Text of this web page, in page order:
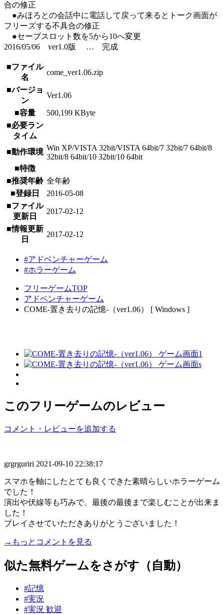
合の修正
●みほろとの会話中に電話して戻って来るとトーク画面が
フリーズする不具合の修正
●セーブスロット数を5から10へ変更
2016/05/06 ver1.0版 … 完成
■ファイル
名
come_ver1.06.zip
■バージョ
ン
Ver1.06
■容量
500,199 KByte
■必要ラン
タイム
■動作環境 Win XP/VISTA 32bit/VISTA 64bit/7 32bit/7 64bit/8
32bit/8 64bit/10 32bit/10 64bit
■特徴
■推奨年齢 全年齢
■登録日
2016-05-08
■ファイル
更新日
2017-02-12
■情報更新
日
2017-02-12
#アドベンチャーゲーム
#ホラーゲーム
フリーゲームTOP
アドベンチャーゲーム
COME-置き去りの記憶-（ver1.06） [ Windows ]
このフリーゲームのレビュー
コメント・レビューを追加する
grgrguriri 2021-09-10 22:38:17
スマホを軸にしたとても良くできた素晴らしいホラーゲーム
でした！
演出や伏線等も巧みで、最後の最後まで楽しむことが出来ま
した！
プレイさせていただきありがとうございました！
→もっとコメントを見る
似た無料ゲームをさがす（自動）
#記憶
#実況
#実況 歓迎